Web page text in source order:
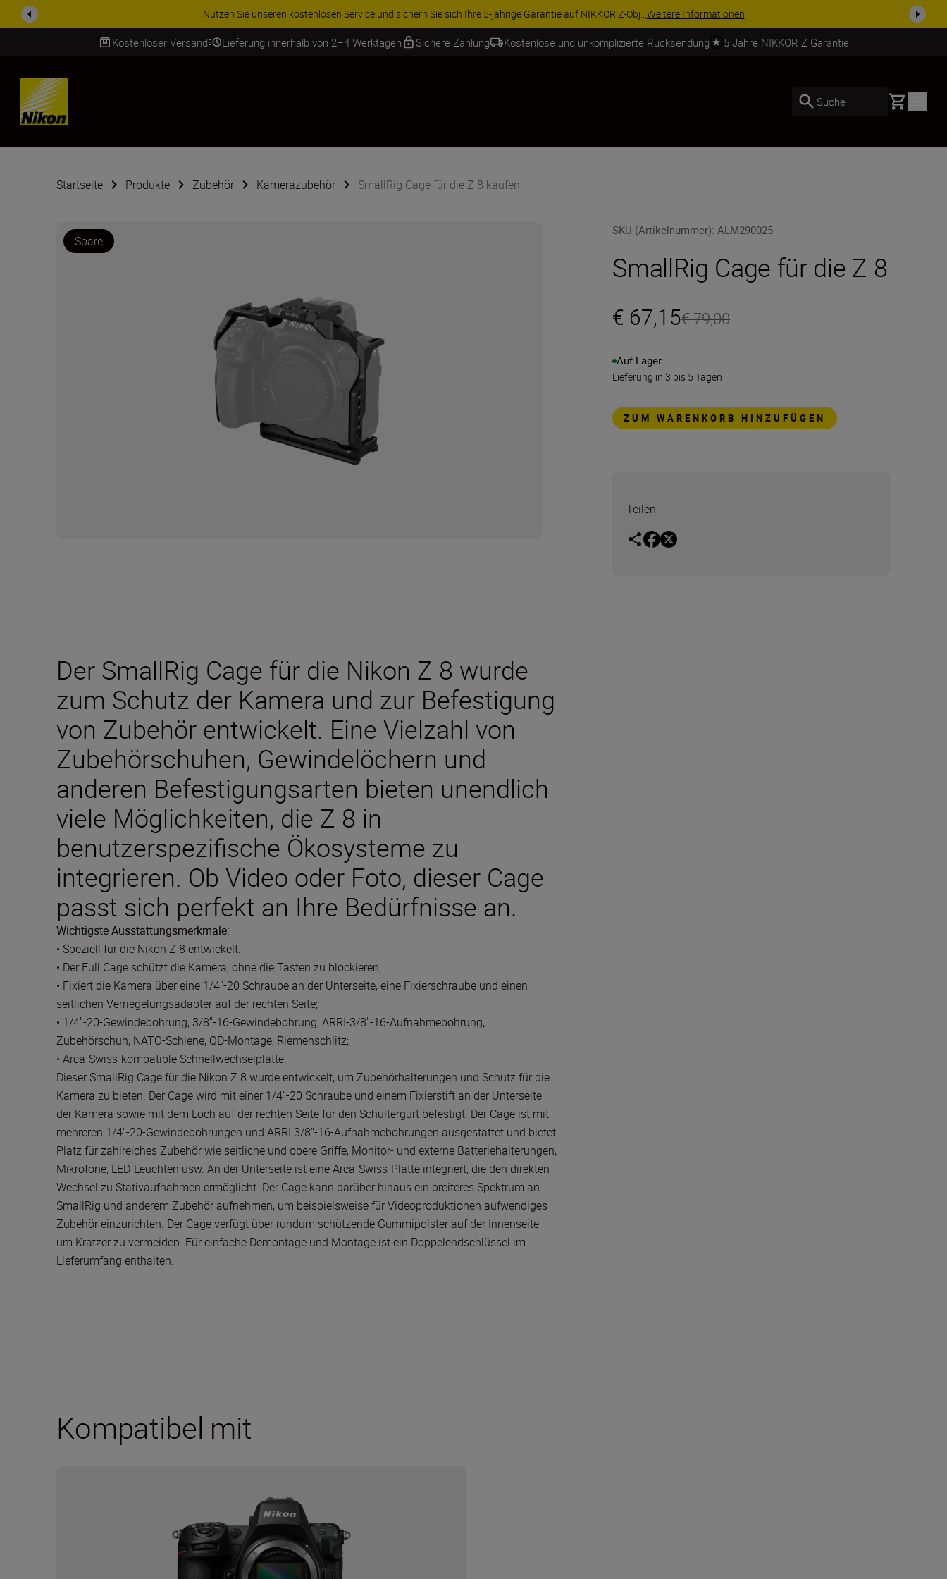
ZUBEHÖR IM ANGEBOT | Sparen Sie 15 % auf ausgewähltes Zubehör und vervollständigen Sie Ihre Ausrüstu...Jetzt einkaufen
Kostenloser Versand Lieferung innerhalb von 2–4 Werktagen Sichere Zahlung Kostenlose und unkomplizierte Rücksendung 5 Jahre NIKKOR Z Garantie
SKIP
Suche Basket
Startseite Produkte Zubehör Kamerazubehör SmallRig Cage für die Z 8 kaufen
Spare
SKU (Artikelnummer):ALM290025
SmallRig Cage für die Z 8
€ 67,15€ 79,00
Auf Lager
Lieferung in 3 bis 5 Tagen
ZUM WARENKORB HINZUFÜGEN
Teilen
Der SmallRig Cage für die Nikon Z 8 wurde
zum Schutz der Kamera und zur Befestigung
von Zubehör entwickelt. Eine Vielzahl von
Zubehörschuhen, Gewindelöchern und
anderen Befestigungsarten bieten unendlich
viele Möglichkeiten, die Z 8 in
benutzerspezifische Ökosysteme zu
integrieren. Ob Video oder Foto, dieser Cage
passt sich perfekt an Ihre Bedürfnisse an.
Wichtigste Ausstattungsmerkmale:
• Speziell für die Nikon Z 8 entwickelt.
• Der Full Cage schützt die Kamera, ohne die Tasten zu blockieren;
• Fixiert die Kamera über eine 1/4"-20 Schraube an der Unterseite, eine Fixierschraube und einen
seitlichen Verriegelungsadapter auf der rechten Seite;
• 1/4"-20-Gewindebohrung, 3/8"-16-Gewindebohrung, ARRI-3/8"-16-Aufnahmebohrung,
Zubehörschuh, NATO-Schiene, QD-Montage, Riemenschlitz;
• Arca-Swiss-kompatible Schnellwechselplatte.
Dieser SmallRig Cage für die Nikon Z 8 wurde entwickelt, um Zubehörhalterungen und Schutz für die
Kamera zu bieten. Der Cage wird mit einer 1/4''-20 Schraube und einem Fixierstift an der Unterseite
der Kamera sowie mit dem Loch auf der rechten Seite für den Schultergurt befestigt. Der Cage ist mit
mehreren 1/4''-20-Gewindebohrungen und ARRI 3/8''-16-Aufnahmebohrungen ausgestattet und bietet
Platz für zahlreiches Zubehör wie seitliche und obere Griffe, Monitor- und externe Batteriehalterungen,
Mikrofone, LED-Leuchten usw. An der Unterseite ist eine Arca-Swiss-Platte integriert, die den direkten
Wechsel zu Stativaufnahmen ermöglicht. Der Cage kann darüber hinaus ein breiteres Spektrum an
SmallRig und anderem Zubehör aufnehmen, um beispielsweise für Videoproduktionen aufwendiges
Zubehör einzurichten. Der Cage verfügt über rundum schützende Gummipolster auf der Innenseite,
um Kratzer zu vermeiden. Für einfache Demontage und Montage ist ein Doppelendschlüssel im
Lieferumfang enthalten.
Kompatibel mit